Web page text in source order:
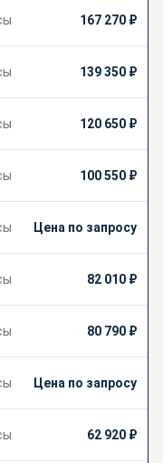
назначения
сходные с
и химической
насосов в
ЛМ 50-16/12,5
167 270 ₽
139 350 ₽
120 650 ₽
100 550 ₽
Цена по запросу
82 010 ₽
80 790 ₽
Цена по запросу
62 920 ₽